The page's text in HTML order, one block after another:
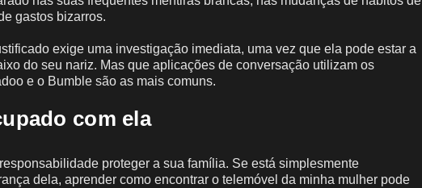
gastos bizarros.
exige uma investigação imediata, uma vez que ela pode estar a
do seu nariz. Mas que aplicações de conversação utilizam os
e o Bumble são as mais comuns.
com ela
proteger a sua família. Se está simplesmente
dela, aprender como encontrar o telemóvel da minha mulher pode